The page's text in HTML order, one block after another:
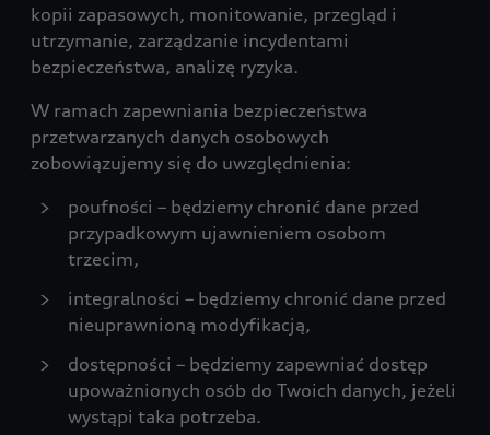
kopii zapasowych, monitowanie, przegląd i
utrzymanie, zarządzanie incydentami
bezpieczeństwa, analizę ryzyka.
W ramach zapewniania bezpieczeństwa
przetwarzanych danych osobowych
zobowiązujemy się do uwzględnienia:
poufności – będziemy chronić dane przed
przypadkowym ujawnieniem osobom
trzecim,
integralności – będziemy chronić dane przed
nieuprawnioną modyfikacją,
dostępności – będziemy zapewniać dostęp
upoważnionych osób do Twoich danych, jeżeli
wystąpi taka potrzeba.